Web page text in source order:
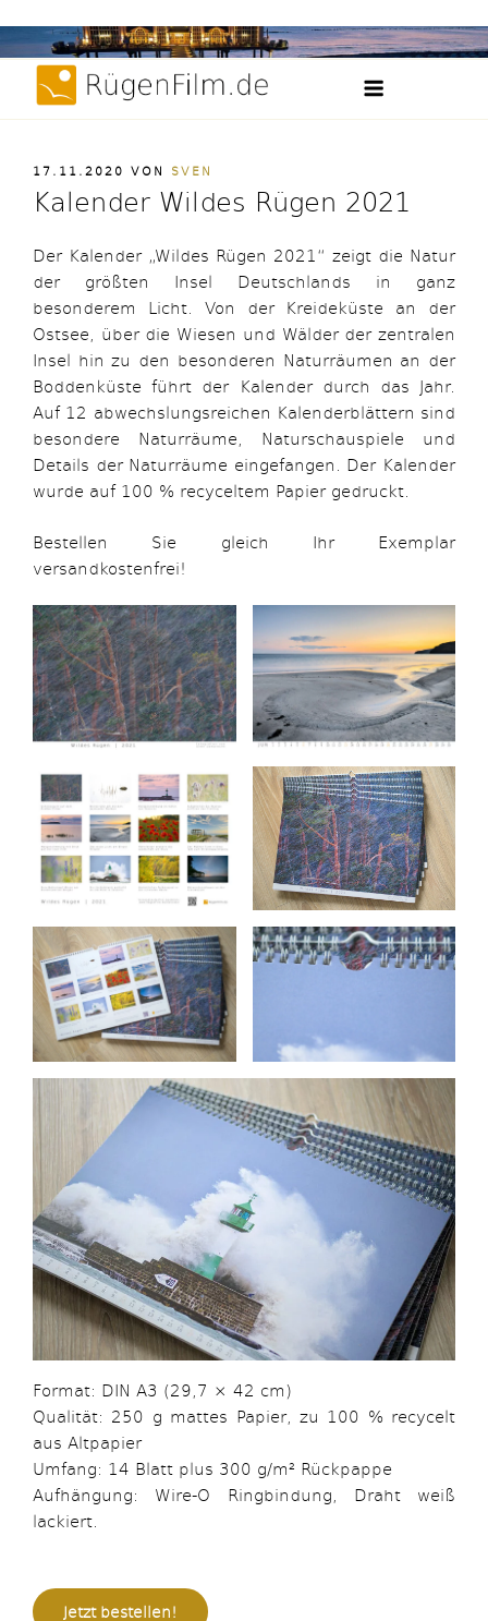
Weiter
zum
Inhalt
Filme, Videos und Zeitraffer der Insel Rügen
VERÖFFENTLICHT
AM
17.11.2020 VON SVEN
Kalender Wildes Rügen 2021
Der Kalender „Wildes Rügen 2021“ zeigt die Natur
der größten Insel Deutschlands in ganz
besonderem Licht. Von der Kreideküste an der
Ostsee, über die Wiesen und Wälder der zentralen
Insel hin zu den besonderen Naturräumen an der
Boddenküste führt der Kalender durch das Jahr.
Auf 12 abwechslungsreichen Kalenderblättern sind
besondere Naturräume, Naturschauspiele und
Details der Naturräume eingefangen. Der Kalender
wurde auf 100 % recyceltem Papier gedruckt.
Bestellen Sie gleich Ihr Exemplar
versandkostenfrei!
Format: DIN A3 (29,7 × 42 cm)
Qualität: 250 g mattes Papier, zu 100 % recycelt
aus Altpapier
Umfang: 14 Blatt plus 300 g/m² Rückpappe
Aufhängung: Wire-O Ringbindung, Draht weiß
lackiert.
Jetzt bestellen!